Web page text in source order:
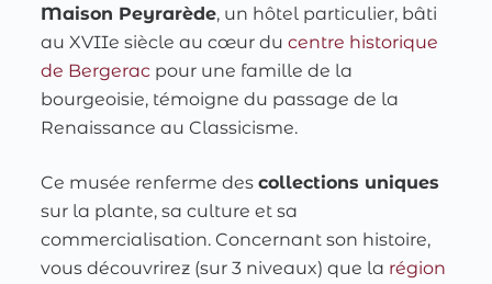
Maison Peyrarède, un hôtel particulier, bâti
au XVIIe siècle au cœur du centre historique
de Bergeracpour une famille de la
bourgeoisie, témoigne du passage de la
Renaissance au Classicisme.
Ce musée renferme des collections uniques
sur la plante, sa culture et sa
commercialisation. Concernant son histoire,
vous découvrirez (sur 3 niveaux) que la région